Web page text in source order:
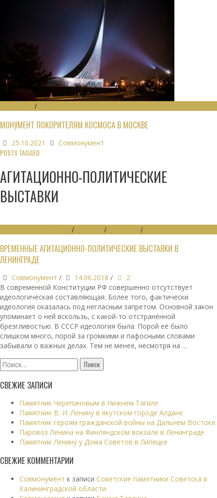
/
МОНУМЕНТ ПОКОРИТЕЛЯМ КОСМОСА В МОСКВЕ
25.10.2021 Совмонумент
POSTS TAGGED
АГИТАЦИОННО-ПОЛИТИЧЕСКИЕ
ВЫСТАВКИ
/ / /
ВРЕМЕННЫЕ АГИТАЦИОННО-ПОЛИТИЧЕСКИЕ ВЫСТАВКИ В
ЛЕНИНГРАДЕ
Совмонумент / 14.06.2018 /
2
В современной Конституции РФ совершенно отсутствует
идеологическая составляющая. Более того, фактически
идеология оказалась под негласным запретом. Основной закон
упоминает о ней вскользь, с какой-то отстранённой
брезгливостью. В СССР идеология была. Порой её было
слишком много, порой за громкими и пафосными словами
забывали о важных делах. Тем не менее, несмотря на …
Найти:
СВЕЖИЕ ЗАПИСИ
Памятник Черепановым в Нижнем Тагиле
Памятник В. И. Ленину в якутском городе Алдане
Памятник героям гражданской войны на Дальнем Востоке
Паровоз Ленина на Финляндском вокзале в Ленинграде
Памятник Ленину у Дома Советов в Липецке
СВЕЖИЕ КОММЕНТАРИИ
Совмонумент к записи Советские памятники Советска в
Калининградской области